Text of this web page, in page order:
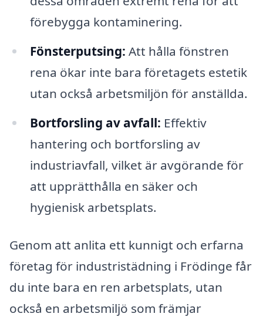
förebygga kontaminering.
Fönsterputsing: Att hålla fönstren
rena ökar inte bara företagets estetik
utan också arbetsmiljön för anställda.
Bortforsling av avfall: Effektiv
hantering och bortforsling av
industriavfall, vilket är avgörande för
att upprätthålla en säker och
hygienisk arbetsplats.
Genom att anlita ett kunnigt och erfarna
företag för industristädning i Frödinge får
du inte bara en ren arbetsplats, utan
också en arbetsmiljö som främjar